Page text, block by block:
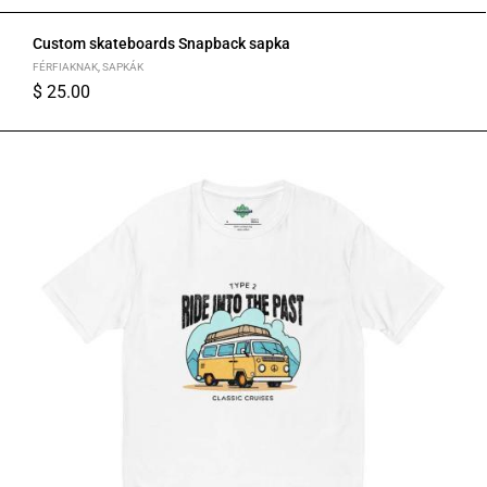
Custom skateboards Snapback sapka
FÉRFIAKNAK,SAPKÁK
$ 25.00